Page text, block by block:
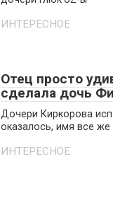
ИНТЕРЕСНОЕ
Отец просто
сделала дочь
Дочери Киркорова
оказалось, имя все
ИНТЕРЕСНОЕ